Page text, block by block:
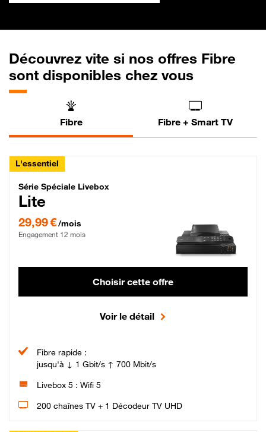
Découvrez vite si nos offres Fibre
sont disponibles chez vous
Fibre Fibre + Smart TV
L'essentiel
Série Spéciale Livebox Lite Fibre
Série Spéciale Livebox
Lite
29,99 €/mois
Engagement 12 mois
Choisir cette offre
Voir le détail
Fibre rapide :
jusqu'à ↓ 1 Gbit/s ↑ 700 Mbit/s
Livebox 5 : Wifi 5
200 chaînes TV + 1 Décodeur TV UHD